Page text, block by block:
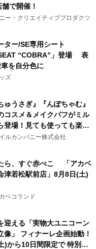
で開催！
ー・クリエイティブプロダクツ
ター/SE専用シート
“COBRA”」登場 表
を自分色に
ズ
ゅうさぎ』『んぽちゃむ』
コスメ＆メイクパフがミル
登場！見ても使っても楽し
でキュートなコレクショ
ルカンパニー株式会社
ら、すぐ赤べこ 「アカベ
津若松駅前店」8月8日(土)
ベコランド
迎える「実物大ユニコーン
像」 フィナーレ企画始動！
)から10日間限定で 特別映